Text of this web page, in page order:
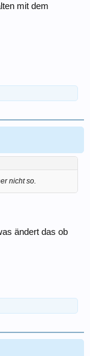
mit dem
nicht so.
ändert das ob